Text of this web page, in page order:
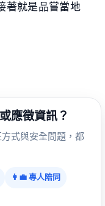
著就是品嘗當地
應徵資訊？
式與安全問題，都
👩‍💼 專人陪同